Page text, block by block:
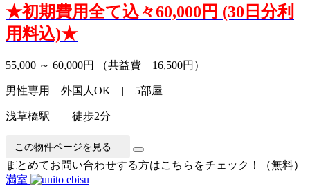
★初期費用全て込々60,000円 (30日分利
用料込)★
55,000 ～ 60,000円 （共益費 16,500円）
男性専用 外国人OK | 5部屋
浅草橋駅 徒歩2分
この物件ページを見る
まとめてお問い合わせする方はこちらをチェック！（無料）
満室